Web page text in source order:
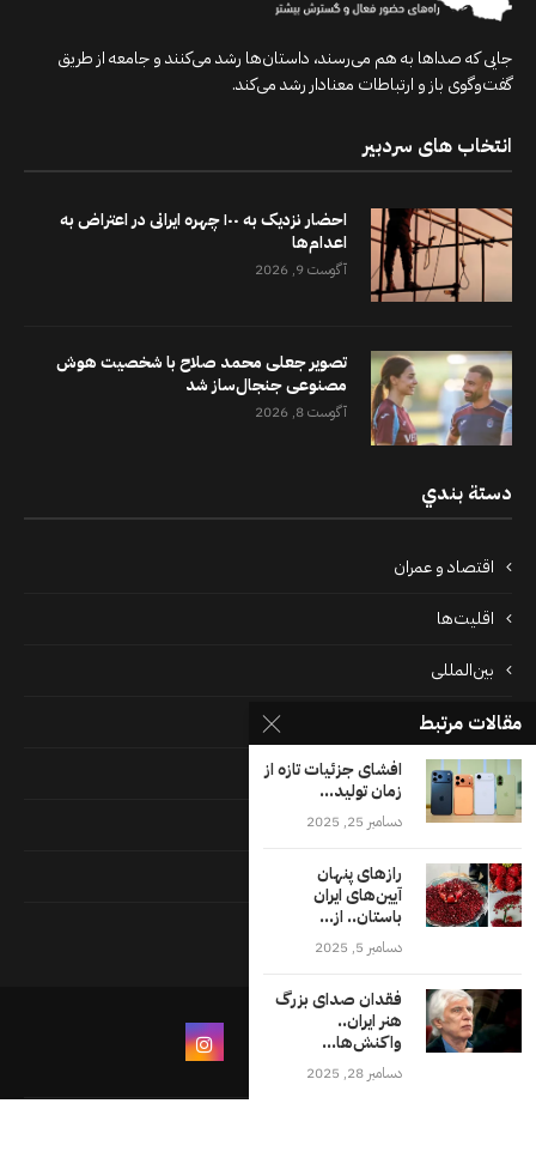
جایی که صداها به هم می‌رسند، داستان‌ها رشد می‌کنند و جامعه از طریق
گفت‌وگوی باز و ارتباطات معنادار رشد می‌کند.
انتخاب های سردبیر
احضار نزدیک به ۱۰۰ چهره ایرانی در اعتراض به
اعدام‌ها
آگوست 9, 2026
تصویر جعلی محمد صلاح با شخصیت هوش
مصنوعی جنجال‌ساز شد
آگوست 8, 2026
دستة بندي
اقتصاد و عمران
اقلیت‌ها
بین‌المللی
پرونده‌ها
جامعه
دسته بندی نشده
فايل ها
فرهنگ
مقالات مرتبط
افشای جزئیات تازه از
زمان تولید...
دسامبر 25, 2025
رازهای پنهان
آیین‌های ایران
باستان.. از...
دسامبر 5, 2025
فقدان صدای بزرگ
هنر ایران..
واکنش‌ها...
دسامبر 28, 2025